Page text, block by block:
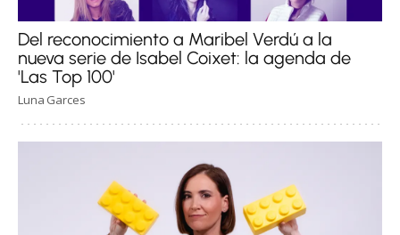
Del reconocimiento a Maribel Verdú a la
nueva serie de Isabel Coixet: la agenda de
'Las Top 100'
Luna Garces